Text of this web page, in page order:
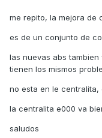
me repito, la mejora de
es de un conjunto de
las nuevas abs
tienen los mismos
no esta en le centralita,
la centralita e000 va
saludos